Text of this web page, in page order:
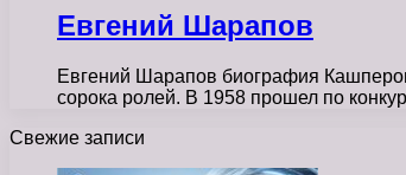
Евгений Шарапов
Евгений Шарапов биография
сорока ролей. В 1958 прошел по
Свежие записи